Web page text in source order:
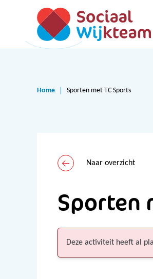
Home Sporten met TC Sports
Naar overzicht
Sporten
Deze activiteit heeft al